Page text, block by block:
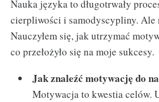
Nauka języka to długotrwały
cierpliwości i samodyscypliny. Ale
Nauczyłem się, jak utrzymać
co przełożyło się na moje sukcesy.
Jak znaleźć motywację do
Motywacja to kwestia celów.